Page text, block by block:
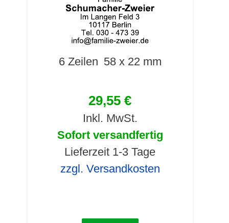
6 Zeilen 58 x 22 mm
29,55 €
Inkl. MwSt.
Sofort versandfertig
Lieferzeit 1-3 Tage
zzgl. Versandkosten